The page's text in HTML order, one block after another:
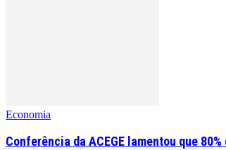
Economia
Conferência da ACEGE lamentou que